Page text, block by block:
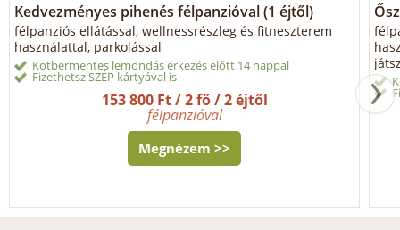
Kedvezményes pihenés félpanzióval (1 éjtől)
félpanziós ellátással, wellnessrészleg és fitneszterem
használattal, parkolással
Kötbérmentes lemondás érkezés előtt 14 nappal
Fizethetsz SZÉP kártyával is
153 800 Ft / 2 fő / 2 éjtől
félpanzióval
Megnézem >>